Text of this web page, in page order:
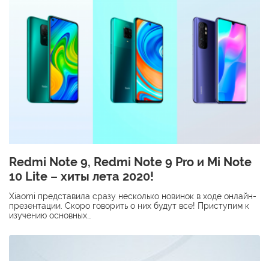
Redmi Note 9, Redmi Note 9 Pro и Mi Note
10 Lite – хиты лета 2020!
Xiaomi представила сразу несколько новинок в ходе онлайн-
презентации. Скоро говорить о них будут все! Приступим к
изучению основных…